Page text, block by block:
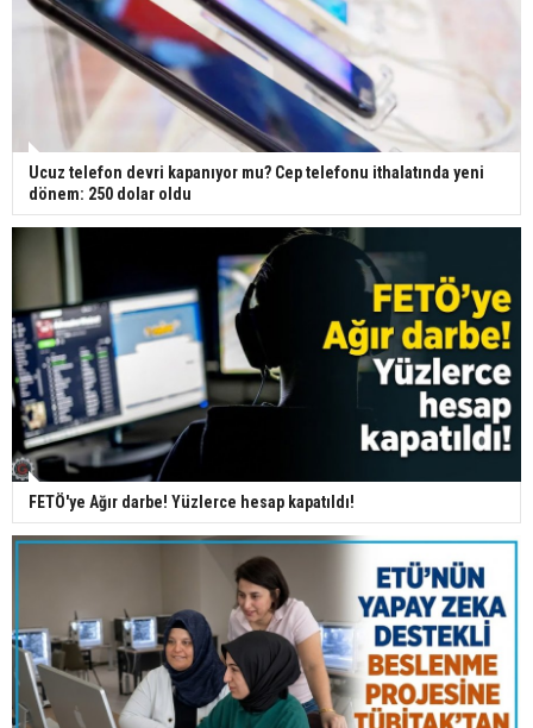
Ucuz telefon devri kapanıyor mu? Cep telefonu ithalatında yeni
dönem: 250 dolar oldu
FETÖ'ye Ağır darbe! Yüzlerce hesap kapatıldı!